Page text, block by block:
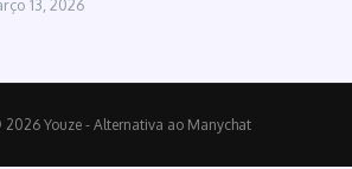
13, 2026
Youze - Alternativa ao Manychat